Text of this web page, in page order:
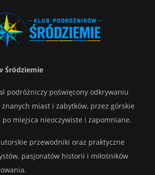
Śródziemie
podróżniczy poświęcony odkrywaniu
miast i zabytków, przez górskie
miejsca nieoczywiste i zapomniane.
przewodniki oraz praktyczne
pasjonatów historii i miłośników